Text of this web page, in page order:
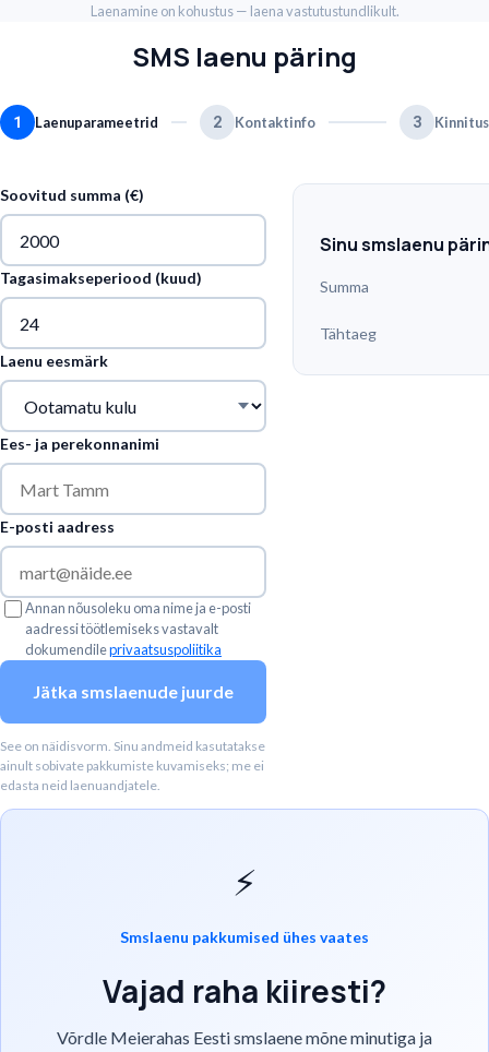
Laenamine on kohustus — laena vastutustundlikult.
SMS laenu päring
1 Laenuparameetrid 2 Kontaktinfo 3 Kinnitus
Soovitud summa (€)
Tagasimakseperiood (kuud)
Laenu eesmärk
Ees- ja perekonnanimi
E-posti aadress
Annan nõusoleku oma nime ja e-posti
aadressi töötlemiseks vastavalt
dokumendileprivaatsuspoliitika
Jätka smslaenude juurde
See on näidisvorm. Sinu andmeid kasutatakse
ainult sobivate pakkumiste kuvamiseks; me ei
edasta neid laenuandjatele.
Sinu smslaenu
Summa
Tähtaeg
⚡
Smslaenu pakkumised ühes vaates
Vajad raha kiiresti?
Võrdle Meierahas Eesti smslaene mõne minutiga ja